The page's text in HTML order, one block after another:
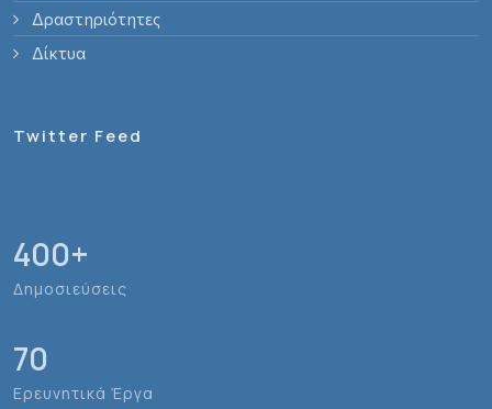
Δραστηριότητες
Δίκτυα
Twitter Feed
400+
Δημοσιεύσεις
70
Ερευνητικά Έργα